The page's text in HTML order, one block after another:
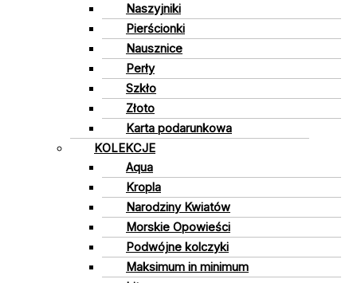
Naszyjniki
Pierścionki
Nausznice
Perły
Szkło
Złoto
Karta podarunkowa
KOLEKCJE
Aqua
Kropla
Narodziny Kwiatów
Morskie Opowieści
Podwójne kolczyki
Maksimum in minimum